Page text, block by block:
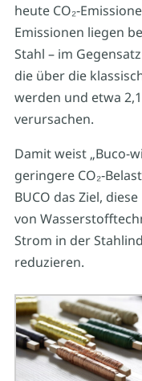
heute
Emissionen liegen
Stahl – im
die über die
werden und etwa
verursachen.
Damit weist „Buco-
geringere
BUCO das Ziel,
von
Strom in der
reduzieren.